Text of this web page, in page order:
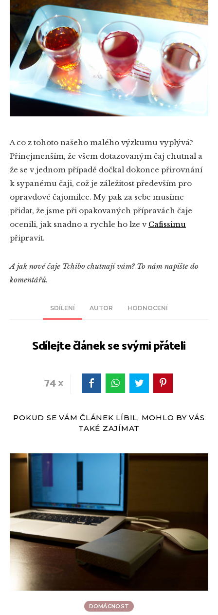
SDÍLENÍ AUTOR HODNOCENÍ
Sdílejte článek se svými přáteli
74
A co z tohoto našeho malého výzkumu vyplývá?
Přinejmenším, že všem dotazovaným čaj chutnal a
že se v jednom případě dočkal dokonce přirovnání
k sypanému čaji, což je záležitost především pro
opravdové čajomilce. My pak za sebe musíme
přidat, že jsme při opakovaných přípravách čaje
ocenili, jak snadno a rychle ho lze v Cafissimu
připravit.
A jak nové čaje Tchibo chutnají vám? To nám napište do
komentářů.
POKUD SE VÁM ČLÁNEK LÍBIL, MOHLO BY VÁS
TAKÉ ZAJÍMAT
DOMÁCNOST